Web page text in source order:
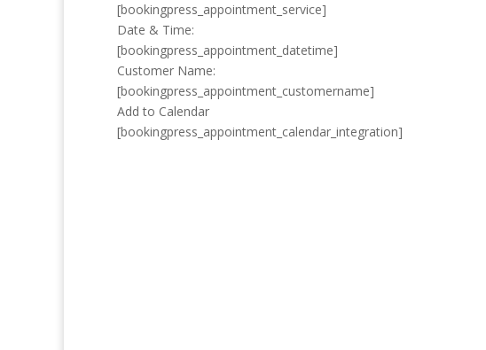
[bookingpress_appointment_service]
Date & Time:
[bookingpress_appointment_datetime]
Customer Name:
[bookingpress_appointment_customername]
Add to Calendar
[bookingpress_appointment_calendar_integration]